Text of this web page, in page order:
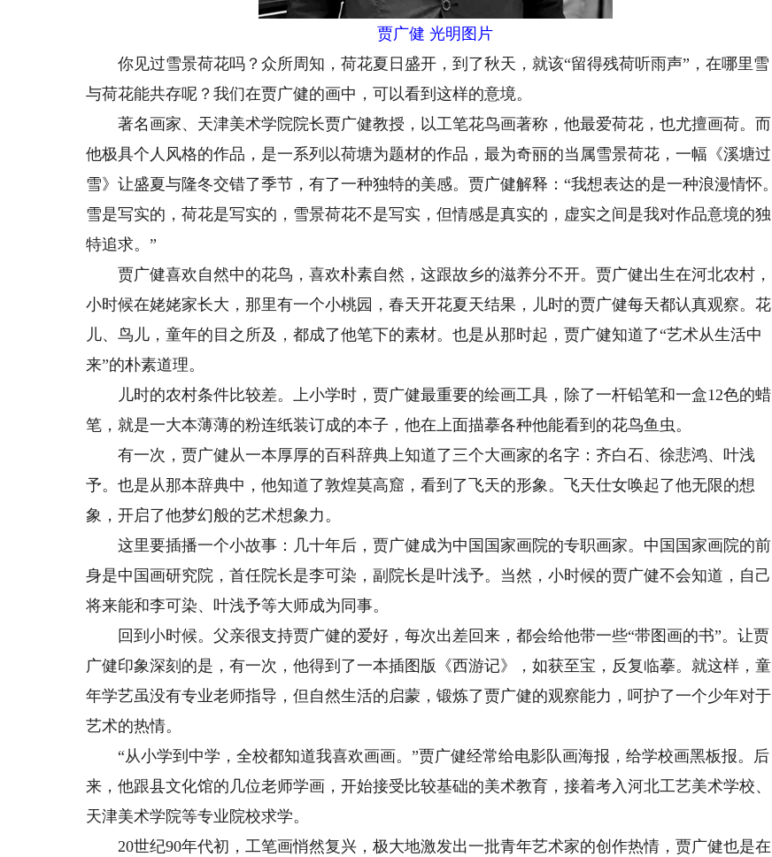
贾广健 光明图片
你见过雪景荷花吗？众所周知，荷花夏日盛开，到了秋天，就该“留得残荷听雨声”，在哪里雪
与荷花能共存呢？我们在贾广健的画中，可以看到这样的意境。
著名画家、天津美术学院院长贾广健教授，以工笔花鸟画著称，他最爱荷花，也尤擅画荷。而
他极具个人风格的作品，是一系列以荷塘为题材的作品，最为奇丽的当属雪景荷花，一幅《溪塘过
雪》让盛夏与隆冬交错了季节，有了一种独特的美感。贾广健解释：“我想表达的是一种浪漫情怀。
雪是写实的，荷花是写实的，雪景荷花不是写实，但情感是真实的，虚实之间是我对作品意境的独
特追求。”
贾广健喜欢自然中的花鸟，喜欢朴素自然，这跟故乡的滋养分不开。贾广健出生在河北农村，
小时候在姥姥家长大，那里有一个小桃园，春天开花夏天结果，儿时的贾广健每天都认真观察。花
儿、鸟儿，童年的目之所及，都成了他笔下的素材。也是从那时起，贾广健知道了“艺术从生活中
来”的朴素道理。
儿时的农村条件比较差。上小学时，贾广健最重要的绘画工具，除了一杆铅笔和一盒12色的蜡
笔，就是一大本薄薄的粉连纸装订成的本子，他在上面描摹各种他能看到的花鸟鱼虫。
有一次，贾广健从一本厚厚的百科辞典上知道了三个大画家的名字：齐白石、徐悲鸿、叶浅
予。也是从那本辞典中，他知道了敦煌莫高窟，看到了飞天的形象。飞天仕女唤起了他无限的想
象，开启了他梦幻般的艺术想象力。
这里要插播一个小故事：几十年后，贾广健成为中国国家画院的专职画家。中国国家画院的前
身是中国画研究院，首任院长是李可染，副院长是叶浅予。当然，小时候的贾广健不会知道，自己
将来能和李可染、叶浅予等大师成为同事。
回到小时候。父亲很支持贾广健的爱好，每次出差回来，都会给他带一些“带图画的书”。让贾
广健印象深刻的是，有一次，他得到了一本插图版《西游记》，如获至宝，反复临摹。就这样，童
年学艺虽没有专业老师指导，但自然生活的启蒙，锻炼了贾广健的观察能力，呵护了一个少年对于
艺术的热情。
“从小学到中学，全校都知道我喜欢画画。”贾广健经常给电影队画海报，给学校画黑板报。后
来，他跟县文化馆的几位老师学画，开始接受比较基础的美术教育，接着考入河北工艺美术学校、
天津美术学院等专业院校求学。
20世纪90年代初，工笔画悄然复兴，极大地激发出一批青年艺术家的创作热情，贾广健也是在